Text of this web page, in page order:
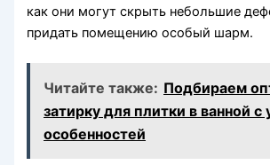
как они могут скрыть небольшие
придать помещению особый шарм.
Читайте также: Подбираем
затирку для плитки в ванной с
особенностей